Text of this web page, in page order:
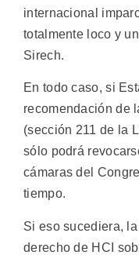
internacional
totalmente loco y
Sirech.
En todo caso, si
recomendación de
(sección 211 de la
sólo podrá
cámaras del
tiempo.
Si eso sucediera,
derecho de HCI